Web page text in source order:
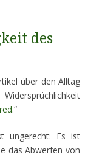
des
über den Alltag
.“
ungerecht: Es ist
das Abwerfen von